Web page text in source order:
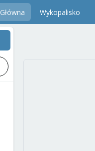
Główna Wykopalisko